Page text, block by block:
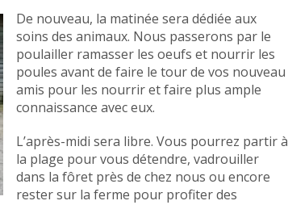
De nouveau, la matinée sera dédiée aux
soins des animaux. Nous passerons par le
poulailler ramasser les oeufs et nourrir les
poules avant de faire le tour de vos nouveau
amis pour les nourrir et faire plus ample
connaissance avec eux.
L’après-midi sera libre. Vous pourrez partir à
la plage pour vous détendre, vadrouiller
dans la fôret près de chez nous ou encore
rester sur la ferme pour profiter des